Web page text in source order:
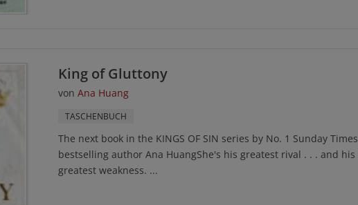
King of Gluttony
vonAna Huang
TASCHENBUCH
The next book in the KINGS OF SIN series by No. 1 Sunday Times
bestselling author Ana HuangShe's his greatest rival . . . and his
greatest weakness. ...